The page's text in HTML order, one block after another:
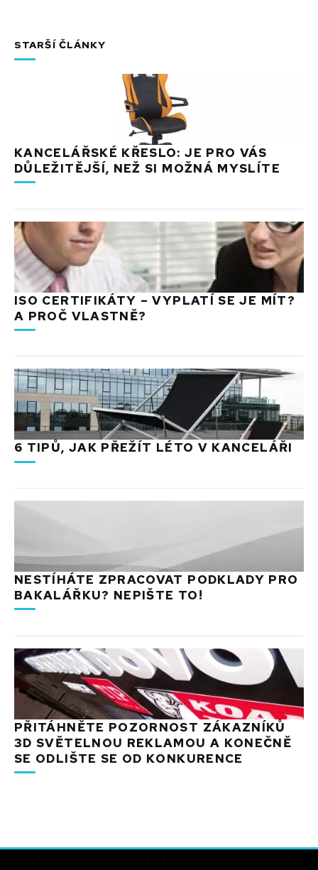
STARŠÍ ČLÁNKY
KANCELÁŘSKÉ KŘESLO: JE PRO VÁS
DŮLEŽITĚJŠÍ, NEŽ SI MOŽNÁ MYSLÍTE
ISO CERTIFIKÁTY – VYPLATÍ SE JE MÍT?
A PROČ VLASTNĚ?
6 TIPŮ, JAK PŘEŽÍT LÉTO V KANCELÁŘI
NESTÍHÁTE ZPRACOVAT PODKLADY PRO
BAKALÁŘKU? NEPIŠTE TO!
PŘITÁHNĚTE POZORNOST ZÁKAZNÍKŮ
3D SVĚTELNOU REKLAMOU A KONEČNĚ
SE ODLIŠTE SE OD KONKURENCE